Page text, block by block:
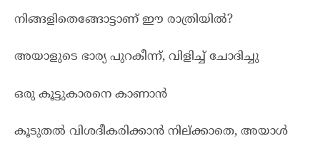
നിങ്ങളിതെങ്ങോട്ടാണ് ഈ രാത്രിയിൽ?
അയാളുടെ ഭാര്യ പുറകീന്ന്, വിളിച്ച് ചോദിച്ചു
ഒരു കൂട്ടുകാരനെ കാണാൻ
കൂടുതൽ വിശദീകരിക്കാൻ നില്ക്കാതെ, അയാൾ